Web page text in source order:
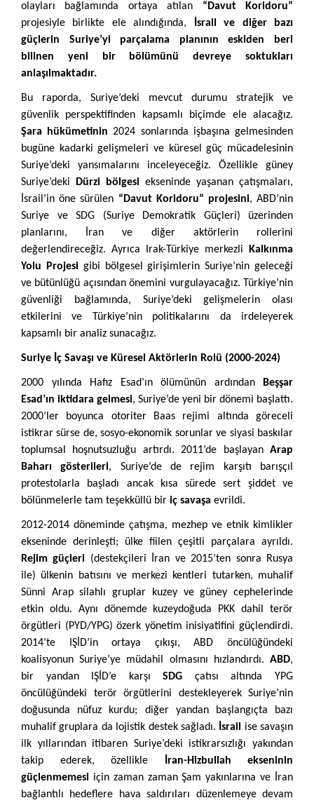
olayları bağlamında ortaya atılan “Davut Koridoru”
projesiyle birlikte ele alındığında,
İsrail ve diğer bazı
güçlerin Suriye’yi parçalama planının eskiden beri
bilinen yeni bir bölümünü devreye soktukları
anlaşılmaktadır.
Bu raporda, Suriye’deki mevcut durumu stratejik ve
güvenlik perspektifinden kapsamlı biçimde ele alacağız.
Şara hükümetinin 2024 sonlarında işbaşına gelmesinden
bugüne kadarki gelişmeleri ve küresel güç mücadelesinin
Suriye’deki yansımalarını inceleyeceğiz. Özellikle güney
Suriye’deki
Dürzi bölgesi ekseninde yaşanan çatışmaları,
İsrail’in öne sürülen “Davut Koridoru” projesini, ABD’nin
Suriye ve SDG (Suriye Demokratik Güçleri) üzerinden
planlarını, İran ve diğer aktörlerin rollerini
değerlendireceğiz. Ayrıca Irak-Türkiye merkezli
Kalkınma
Yolu Projesigibi bölgesel girişimlerin Suriye’nin geleceği
ve bütünlüğü açısından önemini vurgulayacağız. Türkiye’nin
güvenliği bağlamında, Suriye’deki gelişmelerin olası
etkilerini ve Türkiye’nin politikalarını da irdeleyerek
kapsamlı bir analiz sunacağız.
Suriye İç Savaşı ve Küresel Aktörlerin Rolü (2000-2024)
2000 yılında Hafız Esad’ın ölümünün ardından
Beşşar
Esad’ın iktidara gelmesi, Suriye’de yeni bir dönemi başlattı.
2000’ler boyunca otoriter Baas rejimi altında göreceli
istikrar sürse de, sosyo-ekonomik sorunlar ve siyasi baskılar
toplumsal hoşnutsuzluğu artırdı. 2011’de başlayan Arap
Baharı gösterileri, Suriye’de de rejim karşıtı barışçıl
protestolarla başladı ancak kısa sürede sert şiddet ve
bölünmelerle tam teşekküllü bir iç savaşa evrildi.
2012-2014 döneminde çatışma, mezhep ve etnik kimlikler
ekseninde derinleşti; ülke fiilen çeşitli parçalara ayrıldı.
Rejim güçleri (destekçileri İran ve 2015’ten sonra Rusya
ile) ülkenin batısını ve merkezi kentleri tutarken, muhalif
Sünni Arap silahlı gruplar kuzey ve güney cephelerinde
etkin oldu. Aynı dönemde kuzeydoğuda PKK dahil terör
örgütleri (PYD/YPG) özerk yönetim inisiyatifini güçlendirdi.
2014’te IŞİD’in ortaya çıkışı, ABD öncülüğündeki
koalisyonun Suriye’ye müdahil olmasını hızlandırdı. ABD,
bir yandan IŞİD’e karşıSDG çatısı altında YPG
öncülüğündeki terör örgütlerini destekleyerek Suriye’nin
doğusunda nüfuz kurdu; diğer yandan başlangıçta bazı
muhalif gruplara da lojistik destek sağladı. İsrail
ise savaşın
ilk yıllarından itibaren Suriye’deki istikrarsızlığı yakından
takip ederek, özellikle
İran-Hizbullah ekseninin
güçlenmemesi için zaman zaman Şam yakınlarına ve İran
bağlantılı hedeflere hava saldırıları düzenlemeye devam